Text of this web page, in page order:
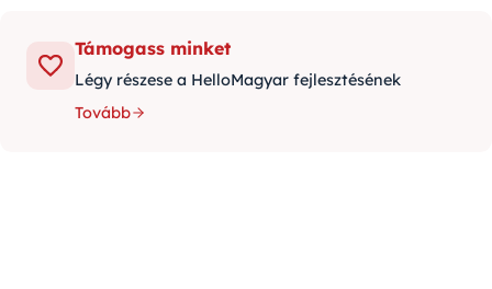
Támogass minket
Légy részese a HelloMagyar fejlesztésének
Tovább